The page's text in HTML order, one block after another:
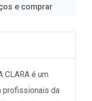
e comprar
CLARA é um
profissionais da